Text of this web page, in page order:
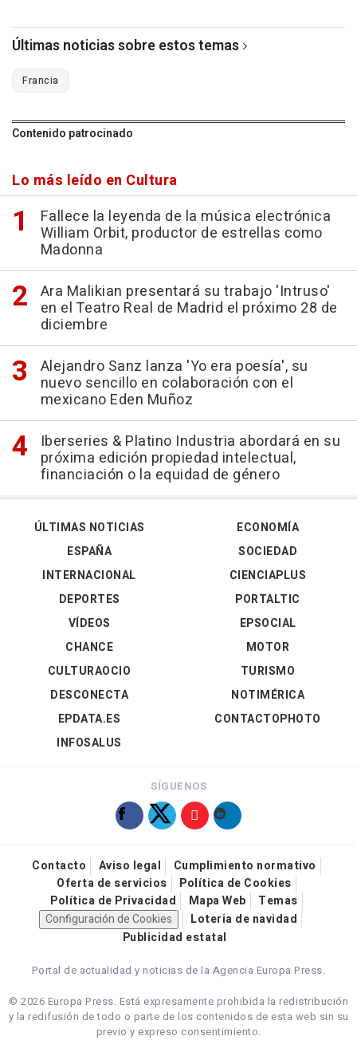
Últimas noticias sobre estos temas
Francia
Contenido patrocinado
Lo más leído en Cultura
Fallece la leyenda de la música electrónica
William Orbit, productor de estrellas como
Madonna
Ara Malikian presentará su trabajo 'Intruso'
en el Teatro Real de Madrid el próximo 28 de
diciembre
Alejandro Sanz lanza 'Yo era poesía', su
nuevo sencillo en colaboración con el
mexicano Eden Muñoz
Iberseries & Platino Industria abordará en su
próxima edición propiedad intelectual,
financiación o la equidad de género
ÚLTIMAS NOTICIAS
ESPAÑA
INTERNACIONAL
DEPORTES
VÍDEOS
ECONOMÍA
SOCIEDAD
CIENCIAPLUS
PORTALTIC
EPSOCIAL
CHANCE
CULTURAOCIO
DESCONECTA
EPDATA.ES
INFOSALUS
MOTOR
TURISMO
NOTIMÉRICA
CONTACTOPHOTO
SÍGUENOS
Contacto Aviso legal
Cumplimiento normativo
Oferta de servicios
Política de Cookies
Política de Privacidad
Mapa Web
Temas
Configuración de Cookies
Loteria de navidad
Publicidad estatal
Portal de actualidad y noticias de la Agencia Europa Press.
© 2026 Europa Press. Está expresamente prohibida la redistribución
y la redifusión de todo o parte de los contenidos de esta web sin su
previo y expreso consentimiento.